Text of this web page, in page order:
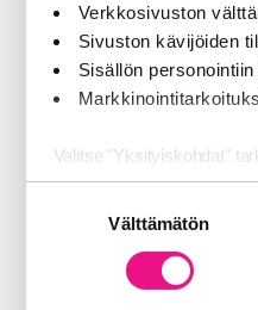
Verkkosivuston
Sivuston kävijöiden
Sisällön
Valitse "Yksityiskohdat"
Jaamme sosiaalisen
palvelujaan (esim. Google).
Välttämätön